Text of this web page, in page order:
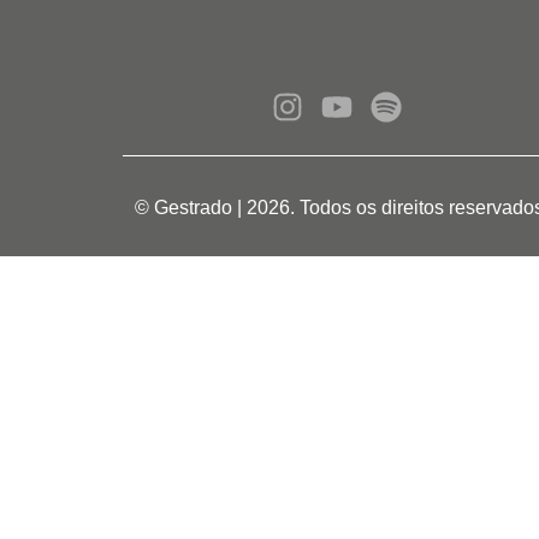
© Gestrado | 2026. Todos os direitos